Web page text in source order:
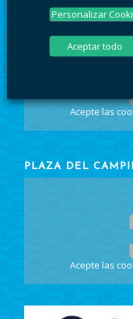
PLAZA DEL
Acepte las
PLAZA DEL
Acepte las
Personalizar
Aceptar todo